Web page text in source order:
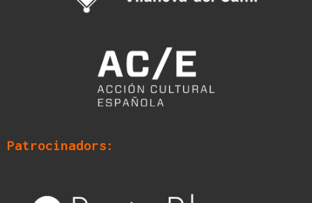
Patrocinadors: